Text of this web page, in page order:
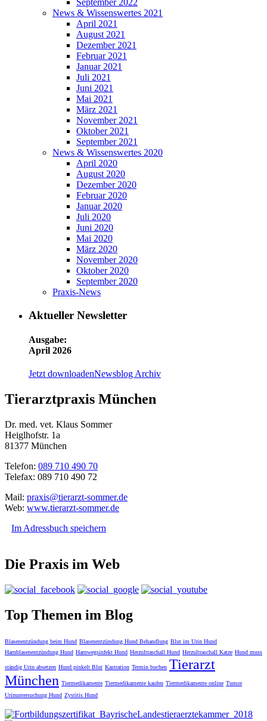
September 2022
News & Wissenswertes 2021
April 2021
August 2021
Dezember 2021
Februar 2021
Januar 2021
Juli 2021
Juni 2021
Mai 2021
März 2021
November 2021
Oktober 2021
September 2021
News & Wissenswertes 2020
April 2020
August 2020
Dezember 2020
Februar 2020
Januar 2020
Juli 2020
Juni 2020
Mai 2020
März 2020
November 2020
Oktober 2020
September 2020
Praxis-News
Aktueller Newsletter
Ausgabe:
April 2026
Jetzt downloadenNewsblog Archiv
Tierarztpraxis München
Dr. med. vet. Klaus Sommer
Heiglhofstr. 1a
81377 München
Telefon: 089 710 490 70
Telefax: 089 710 490 72
Mail: praxis@tierarzt-sommer.de
Web: www.tierarzt-sommer.de
Im Adressbuch speichern
Die Praxis im Web
Top Themen im Blog
Blasenentzündung beim Hund Blasenentzündung Hund Behandlung Blut im Urin Hund
Harnblasenentzündung Hund Harnwegsinfekt Hund Herzultraschall Hund Herzultraschall Katze Hund muss
ständig Urin absetzen Hund pinkelt Blut Kastration Termin buchen Tierarzt
München Tiermedikamente Tiermedikamente kaufen Tiermedikamente online Tumor
Urinuntersuchung Hund Zystitis Hund